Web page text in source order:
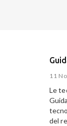
11
Le
del